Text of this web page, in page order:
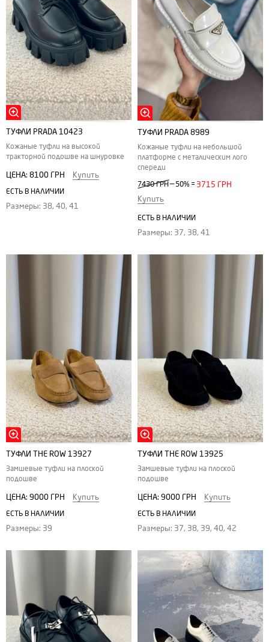
ТУФЛИ PRADA 10423
Кожаные туфли на высокой
тракторной подошве на шнуровке
ЦЕНА: 8100 ГРН Купить
ЕСТЬ В НАЛИЧИИ
Размеры: 38, 40, 41
ТУФЛИ PRADA 8989
Кожаные туфли на небольшой
платформе с металическим лого
спереди
7430 ГРН— 50% = 3715 ГРН
Купить
ЕСТЬ В НАЛИЧИИ
Размеры: 37, 38, 41
ТУФЛИ THE ROW 13927
Замшевые туфли на плоской
подошве
ЦЕНА: 9000 ГРН Купить
ЕСТЬ В НАЛИЧИИ
Размеры: 39
ТУФЛИ THE ROW 13925
Замшевые туфли на плоской
подошве
ЦЕНА: 9000 ГРН Купить
ЕСТЬ В НАЛИЧИИ
Размеры: 37, 38, 39, 40, 42